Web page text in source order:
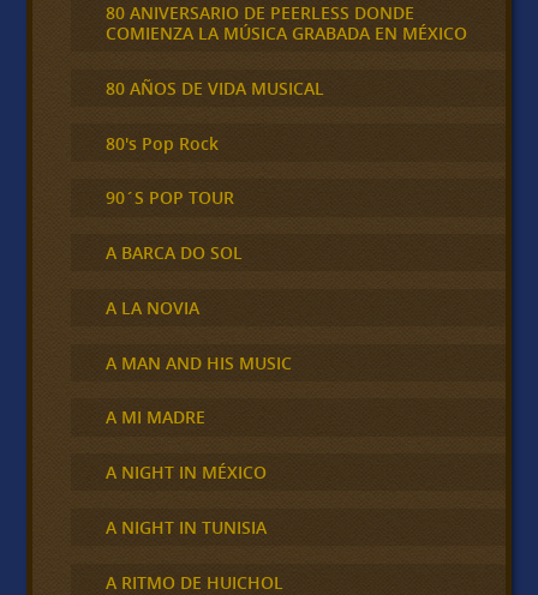
80 ANIVERSARIO DE PEERLESS DONDE
COMIENZA LA MÚSICA GRABADA EN MÉXICO
80 AÑOS DE VIDA MUSICAL
80's Pop Rock
90´S POP TOUR
A BARCA DO SOL
A LA NOVIA
A MAN AND HIS MUSIC
A MI MADRE
A NIGHT IN MÉXICO
A NIGHT IN TUNISIA
A RITMO DE HUICHOL